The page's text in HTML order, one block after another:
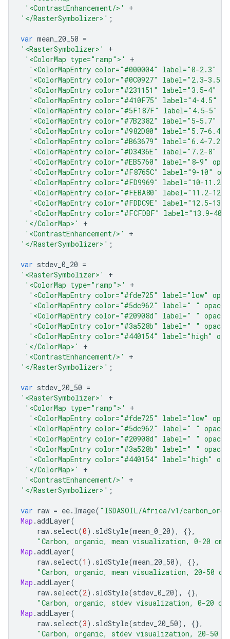
'<ContrastEnhancement/>'
+
'</RasterSymbolizer>' ;
var mean_20_50 =
'<RasterSymbolizer>'
+
'<ColorMap type="ramp">'
+
'<ColorMapEntry color="#000004" label="0-2.3"
'<ColorMapEntry color="#0C0927" label="2.3-
'<ColorMapEntry color="#231151" label="3.5-4"
'<ColorMapEntry color="#410F75" label="4-4.5"
'<ColorMapEntry color="#5F187F" label="4.5-5"
'<ColorMapEntry color="#7B2382" label="5-5.7"
'<ColorMapEntry color="#982D80" label="5.7-
'<ColorMapEntry color="#B63679" label="6.4-
'<ColorMapEntry color="#D3436E" label="7.2-8"
'<ColorMapEntry color="#EB5760" label="8-9"
'<ColorMapEntry color="#F8765C" label="9-10"
'<ColorMapEntry color="#FD9969" label="10-
'<ColorMapEntry color="#FEBA80" label="11.2-
'<ColorMapEntry color="#FDDC9E" label="12.5-
'<ColorMapEntry color="#FCFDBF" label="13.9-
'</ColorMap>'
+
'<ContrastEnhancement/>'
+
'</RasterSymbolizer>' ;
var stdev_0_20 =
'<RasterSymbolizer>'
+
'<ColorMap type="ramp">'
+
'<ColorMapEntry color="#fde725" label="low"
'<ColorMapEntry color="#5dc962" label=" "
'<ColorMapEntry color="#20908d" label=" "
'<ColorMapEntry color="#3a528b" label=" "
'<ColorMapEntry color="#440154" label="high"
'</ColorMap>'
+
'<ContrastEnhancement/>'
+
'</RasterSymbolizer>' ;
var stdev_20_50 =
'<RasterSymbolizer>'
+
'<ColorMap type="ramp">'
+
'<ColorMapEntry color="#fde725" label="low"
'<ColorMapEntry color="#5dc962" label=" "
'<ColorMapEntry color="#20908d" label=" "
'<ColorMapEntry color="#3a528b" label=" "
'<ColorMapEntry color="#440154" label="high"
'</ColorMap>'
+
'<ContrastEnhancement/>'
+
'</RasterSymbolizer>' ;
var raw = ee. Image( "ISDASOIL/Africa/v1/
Map .addLayer(
raw. select(0). sldStyle(mean_0_20),
{},
"Carbon, organic, mean visualization, 0-20 cm"
Map .addLayer(
raw. select(1 ). sldStyle(mean_20_50),
{},
"Carbon, organic, mean visualization, 20-50
Map .addLayer(
raw. select(2). sldStyle(stdev_0_20),
{},
"Carbon, organic, stdev visualization, 0-20
Map .addLayer(
raw. select(3). sldStyle(stdev_20_50),
{},
"Carbon, organic, stdev visualization, 20-50